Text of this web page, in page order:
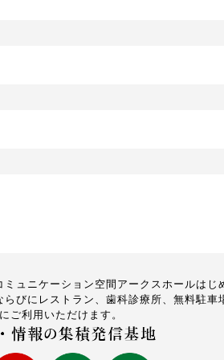
ュニケーション空間アークスホールはじ
びにレストラン、歯科診療所、無料駐車
ご利用いただけます。